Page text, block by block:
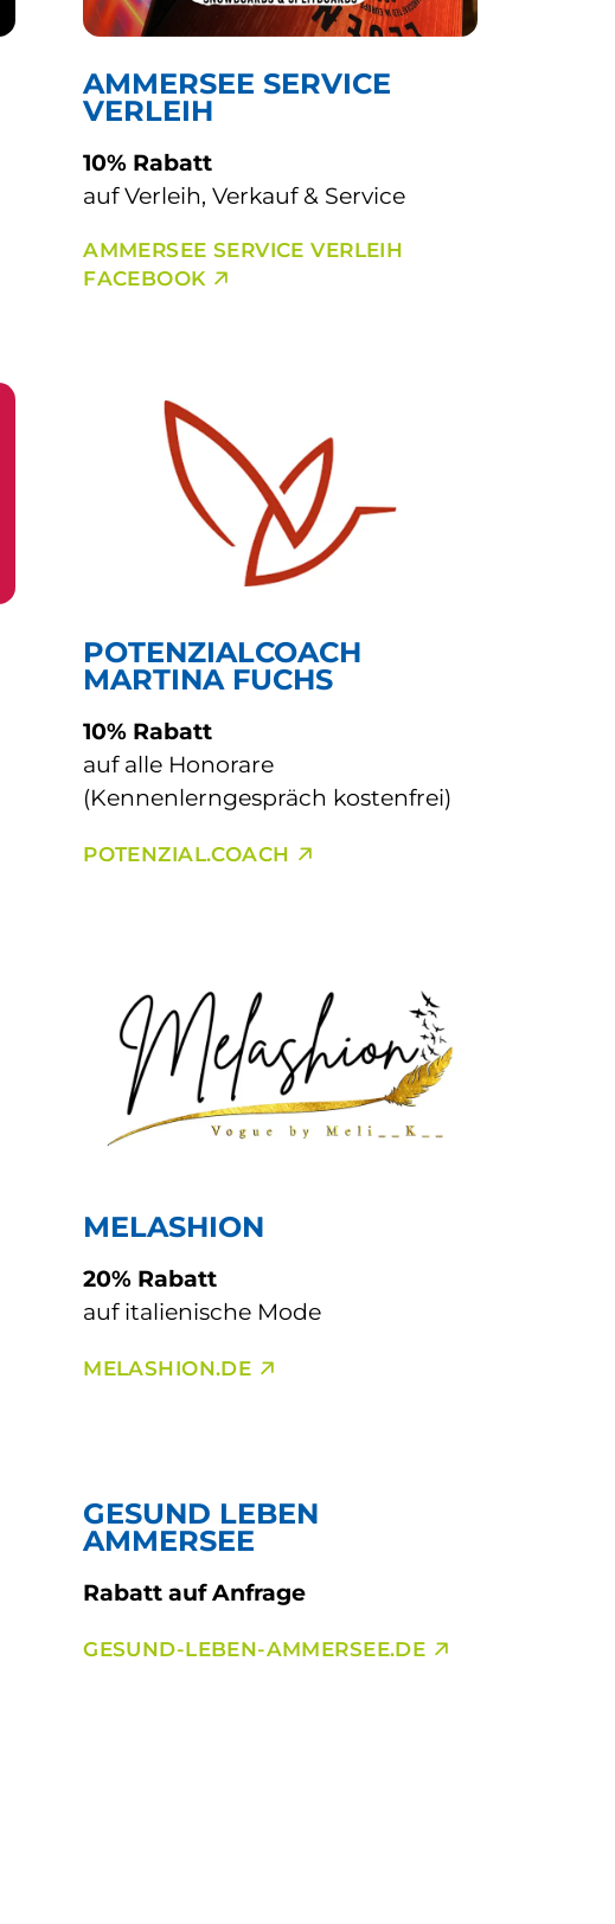
AMMERSEE SERVICE
VERLEIH
10% Rabatt
auf Verleih, Verkauf & Service
AMMERSEE SERVICE VERLEIH
FACEBOOK
POTENZIALCOACH
MARTINA FUCHS
10% Rabatt
auf alle Honorare
(Kennenlerngespräch kostenfrei)
POTENZIAL.COACH
MELASHION
20% Rabatt
auf italienische Mode
MELASHION.DE
GESUND LEBEN
AMMERSEE
Rabatt auf Anfrage
GESUND-LEBEN-AMMERSEE.DE